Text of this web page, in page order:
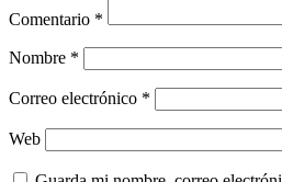
Comentario *
Nombre *
Correo electrónico *
Web